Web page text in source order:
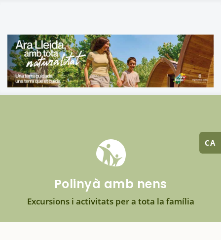
CA
Polinyà amb nens
Excursions i activitats per a tota la família